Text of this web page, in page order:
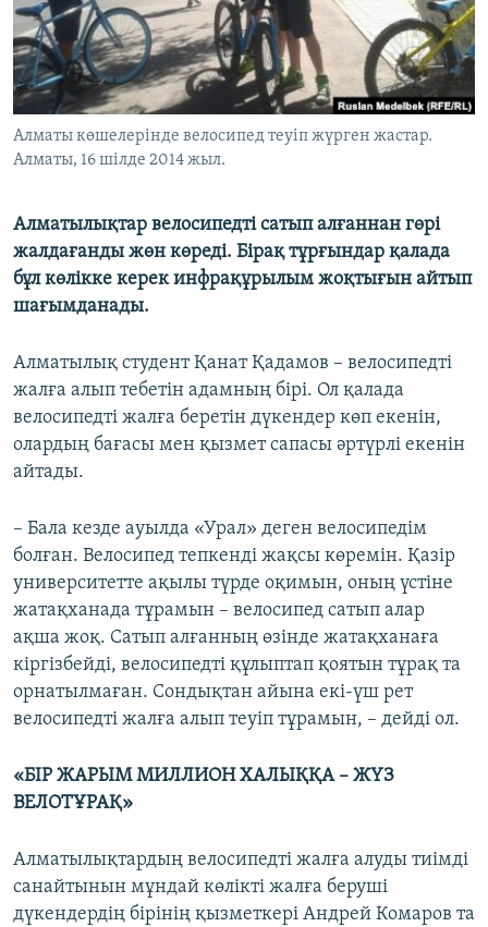
ЖАЗЫЛЫҢЫЗ
Басқа тілдерде
Алматы көшелерінде велосипед теуіп жүрген жастар.
Алматы, 16 шілде 2014 жыл.
Алматылықтар велосипедті сатып алғаннан гөрі
жалдағанды жөн көреді. Бірақ тұрғындар қалада
бұл көлікке керек инфрақұрылым жоқтығын айтып
шағымданады.
Алматылық студент Қанат Қадамов – велосипедті
жалға алып тебетін адамның бірі. Ол қалада
велосипедті жалға беретін дүкендер көп екенін,
олардың бағасы мен қызмет сапасы әртүрлі екенін
айтады.
– Бала кезде ауылда «Урал» деген велосипедім
болған. Велосипед тепкенді жақсы көремін. Қазір
университетте ақылы түрде оқимын, оның үстіне
жатақханада тұрамын – велосипед сатып алар
ақша жоқ. Сатып алғанның өзінде жатақханаға
кіргізбейді, велосипедті құлыптап қоятын тұрақ та
орнатылмаған. Сондықтан айына екі-үш рет
велосипедті жалға алып теуіп тұрамын, – дейді ол.
«БІР ЖАРЫМ МИЛЛИОН ХАЛЫҚҚА – ЖҮЗ
ВЕЛОТҰРАҚ»
Алматылықтардың велосипедті жалға алуды тиімді
санайтынын мұндай көлікті жалға беруші
дүкендердің бірінің қызметкері Андрей Комаров та